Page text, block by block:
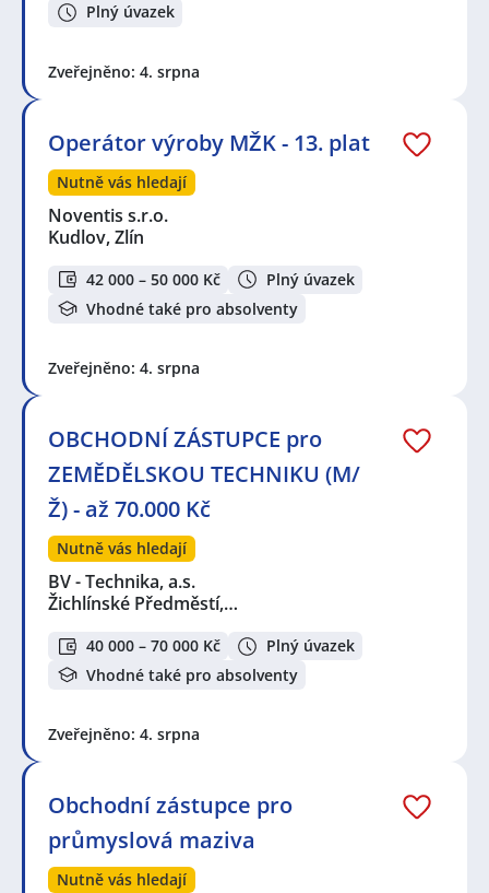
Plný úvazek
Zveřejněno: 4. srpna
Operátor výroby MŽK - 13. plat
Nutně vás hledají
Noventis s.r.o.
Kudlov, Zlín
42 000 – 50 000 Kč
Plný úvazek
Vhodné také pro absolventy
Zveřejněno: 4. srpna
OBCHODNÍ ZÁSTUPCE pro
ZEMĚDĚLSKOU TECHNIKU (M/
Ž) - až 70.000 Kč
Nutně vás hledají
BV - Technika, a.s.
Žichlínské Předměstí,…
40 000 – 70 000 Kč
Plný úvazek
Vhodné také pro absolventy
Zveřejněno: 4. srpna
Obchodní zástupce pro
průmyslová maziva
Nutně vás hledají